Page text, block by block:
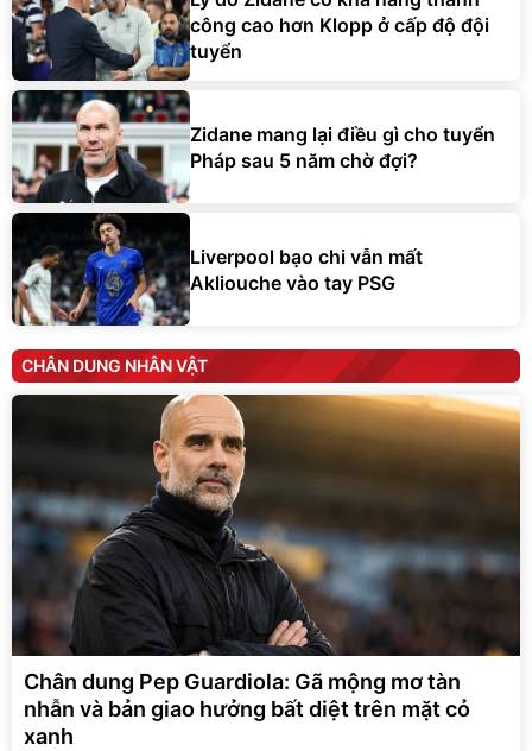
công cao hơn Klopp ở cấp độ đội
tuyển
Zidane mang lại điều gì cho tuyển
Pháp sau 5 năm chờ đợi?
Liverpool bạo chi vẫn mất
Akliouche vào tay PSG
CHÂN DUNG NHÂN VẬT
Chân dung Pep Guardiola: Gã mộng mơ tàn
nhẫn và bản giao hưởng bất diệt trên mặt cỏ
xanh